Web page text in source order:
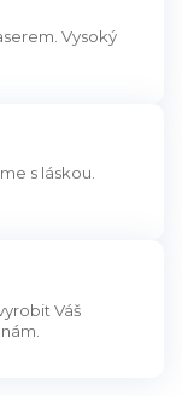
Vysoký
s láskou.
Váš